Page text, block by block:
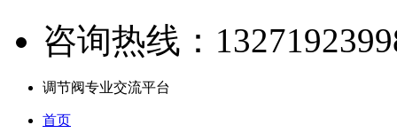
咨询热线：
调节阀专业交流平台
首页